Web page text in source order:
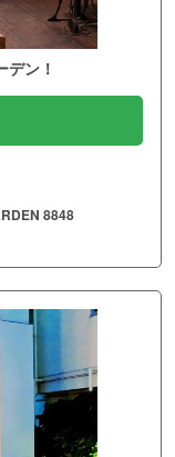
ン！
8848